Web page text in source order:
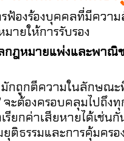
ฟ้องร้องบุคคลที่มีความ
ายให้การรับรอง
กฎหมายแพ่งและพาณิช
มักถูกตีความในลักษณะ
จะต้องครอบคลุมไปถึง
รียกค่าเสียหายได้เช่นกั
ติธรรมและการคุ้มคร